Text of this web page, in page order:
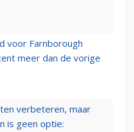
voor Farnborough
meer dan de vorige
verbeteren, maar
is geen optie: